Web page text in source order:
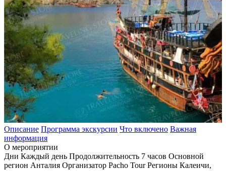
Описание Программа экскурсии Что включено Важная
информация
О мероприятии
Дни Каждый день Продолжительность 7 часов Основной
регион Анталия Организатор Pacho TourРегионы Калеичи,